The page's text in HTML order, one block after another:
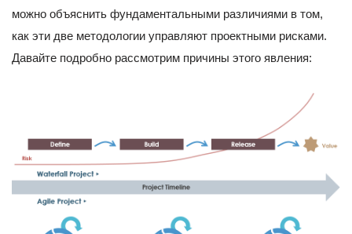
можно объяснить фундаментальными различиями в том,
как эти две методологии управляют проектными рисками.
Давайте подробно рассмотрим причины этого явления: